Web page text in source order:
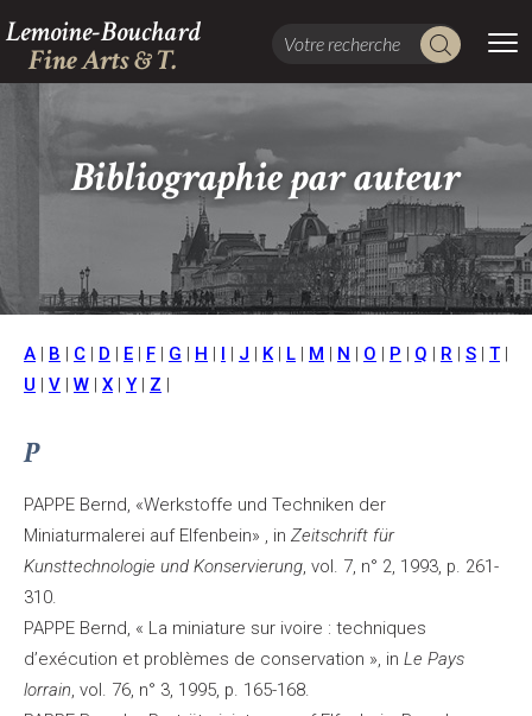
Lemoine-Bouchard
Fine Arts & T.
Bibliographie par auteur
A | B | C | D | E | F | G | H | I | J | K| L | M | N | O | P | Q | R | S | T|
U | V | W | X | Y| Z |
P
PAPPE Bernd, «Werkstoffe und Techniken der
Miniaturmalerei auf Elfenbein» , in Zeitschrift für
Kunsttechnologie und Konservierung, vol. 7, n° 2, 1993, p. 261-
310.
PAPPE Bernd, « La miniature sur ivoire : techniques
d’exécution et problèmes de conservation », in Le Pays
lorrain, vol. 76, n° 3, 1995, p. 165-168.